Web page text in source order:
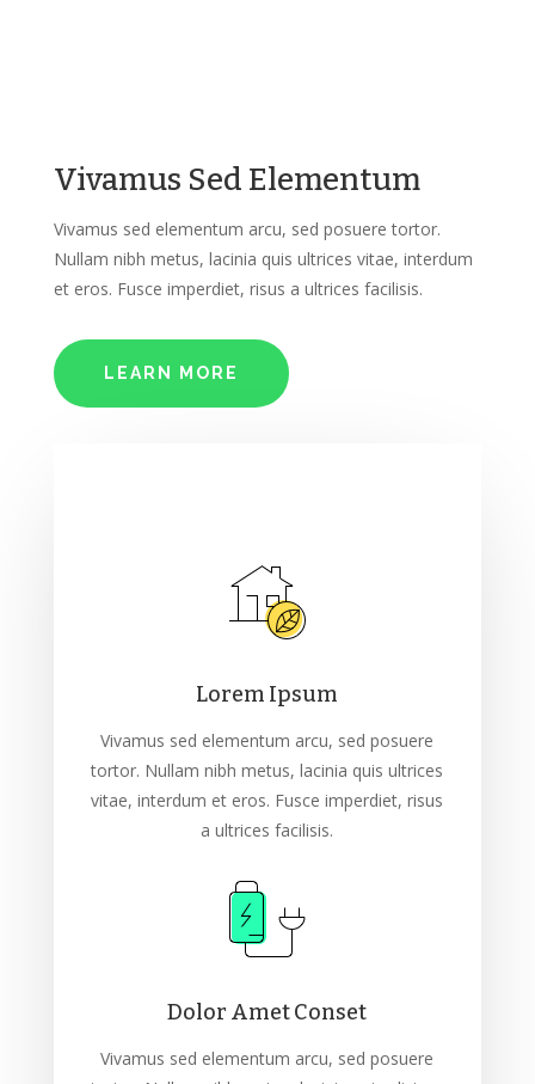
Vivamus Sed Elementum
Vivamus sed elementum arcu, sed posuere tortor.
Nullam nibh metus, lacinia quis ultrices vitae, interdum
et eros. Fusce imperdiet, risus a ultrices facilisis.
LEARN MORE
Lorem Ipsum
Vivamus sed elementum arcu, sed posuere
tortor. Nullam nibh metus, lacinia quis ultrices
vitae, interdum et eros. Fusce imperdiet, risus
a ultrices facilisis.
Dolor Amet Conset
Vivamus sed elementum arcu, sed posuere